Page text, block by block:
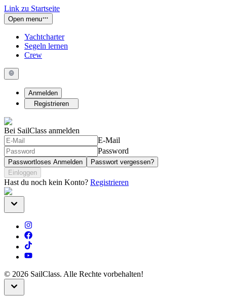
Link zu Startseite
Open menu
Yachtcharter
Segeln lernen
Crew
Anmelden
Registrieren
Bei SailClass anmelden
E-Mail
Password
Passwortloses Anmelden
Passwort vergessen?
Einloggen
Hast du noch kein Konto? Registrieren
© 2026 SailClass. Alle Rechte vorbehalten!